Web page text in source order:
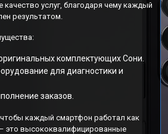
услуг, благодаря чему каждый
результатом.
комплектующих Сони.
для диагностики и
заказов.
каждый смартфон работал как
это высококвалифицированные